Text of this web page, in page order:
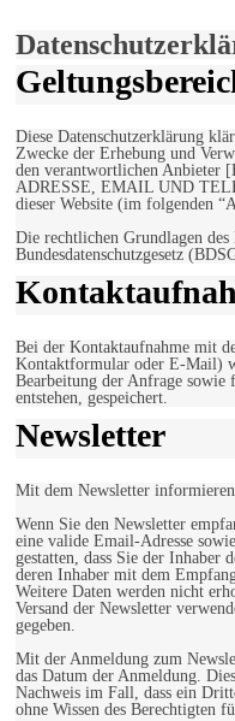
Diese Datenschutzerklärung
Zwecke der Erhebung und
den verantwortlichen
ADRESSE, EMAIL UND
dieser Website (im folgenden
Die rechtlichen Grundlagen
Bundesdatenschutzgesetz
Bei der Kontaktaufnahme mit
Kontaktformular oder E-Mail)
Bearbeitung der Anfrage sowie
entstehen, gespeichert.
Newsletter
Mit dem Newsletter
Wenn Sie den Newsletter
eine valide Email-Adresse
gestatten, dass Sie der Inhaber
deren Inhaber mit dem
Weitere Daten werden nicht
Versand der Newsletter
gegeben.
Mit der Anmeldung zum
das Datum der Anmeldung.
Nachweis im Fall, dass ein
ohne Wissen des Berechtigten